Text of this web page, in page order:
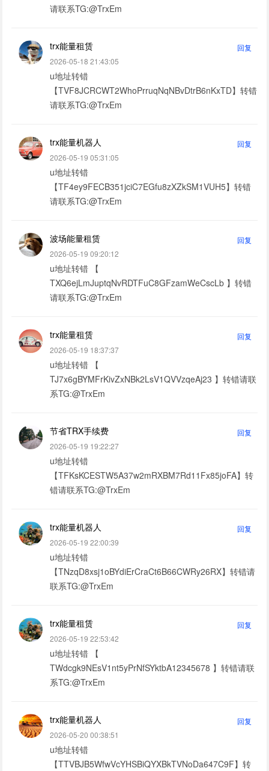
请联系TG:@TrxEm
trx能量租赁
回复
2026-05-18 21:43:05
u地址转错
【TVF8JCRCWT2WhoPrruqNqNBvDtrB6nKxTD】转错
请联系TG:@TrxEm
trx能量机器人
回复
2026-05-19 05:31:05
u地址转错
【TF4ey9FECB351jciC7EGfu8zXZkSM1VUH5】转错
请联系TG:@TrxEm
波场能量租赁
回复
2026-05-19 09:20:12
u地址转错 【
TXQ6ejLmJuptqNvRDTFuC8GFzamWeCscLb 】转错
请联系TG:@TrxEm
trx能量租赁
回复
2026-05-19 18:37:37
u地址转错 【
TJ7x6gBYMFrKivZxNBk2LsV1QVVzqeAj23 】转错请联
系TG:@TrxEm
节省TRX手续费
回复
2026-05-19 19:22:27
u地址转错
【TFKsKCESTW5A37w2mRXBM7Rd11Fx85joFA】转
错请联系TG:@TrxEm
trx能量机器人
回复
2026-05-19 22:00:39
u地址转错
【TNzqD8xsj1oBYdiErCraCt6B66CWRy26RX】转错请
联系TG:@TrxEm
trx能量租赁
回复
2026-05-19 22:53:42
u地址转错 【
TWdcgk9NEsV1nt5yPrNfSYktbA12345678 】转错请联
系TG:@TrxEm
trx能量机器人
回复
2026-05-20 00:38:51
u地址转错
【TTVBJB5WfwVcYHSBiQYXBkTVNoDa647C9F】转